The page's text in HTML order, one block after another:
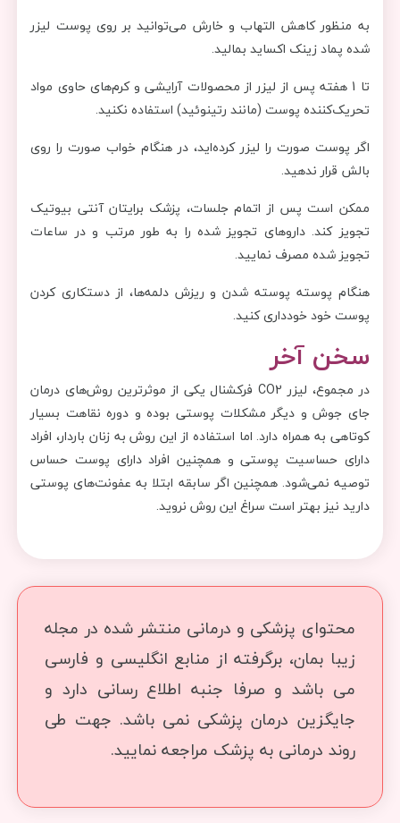
به منظور کاهش التهاب و خارش می‌توانید بر روی پوست لیزر
شده پماد زینک اکساید بمالید.
تا 1 هفته پس از لیزر از محصولات آرایشی و کرم‌های حاوی مواد
تحریک‌کننده پوست (مانند رتینوئید) استفاده نکنید.
اگر پوست صورت را لیزر کرده‌اید، در هنگام خواب صورت را روی
بالش قرار ندهید.
ممکن است پس از اتمام جلسات، پزشک برایتان آنتی بیوتیک
تجویز کند. داروهای تجویز شده را به طور مرتب و در ساعات
تجویز شده مصرف نمایید.
هنگام پوسته پوسته شدن و ریزش دلمه‌ها، از دستکاری کردن
پوست خود خودداری کنید.
سخن آخر
در مجموع، لیزر CO2 فرکشنال یکی از موثرترین روش‌های درمان
جای جوش و دیگر مشکلات پوستی بوده و دوره نقاهت بسیار
کوتاهی به همراه دارد. اما استفاده از این روش به زنان باردار، افراد
دارای حساسیت پوستی و همچنین افراد دارای پوست حساس
توصیه نمی‌شود. همچنین اگر سابقه ابتلا به عفونت‌های پوستی
دارید نیز بهتر است سراغ این روش نروید.
محتوای پزشکی و درمانی منتشر شده در مجله
زیبا بمان، برگرفته از منابع انگلیسی و فارسی
می باشد و صرفا جنبه اطلاع رسانی دارد و
جایگزین درمان پزشکی نمی باشد. جهت طی
روند درمانی به پزشک مراجعه نمایید.